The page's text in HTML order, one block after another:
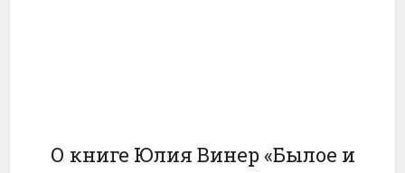
О книге Юлия Винер «Былое и